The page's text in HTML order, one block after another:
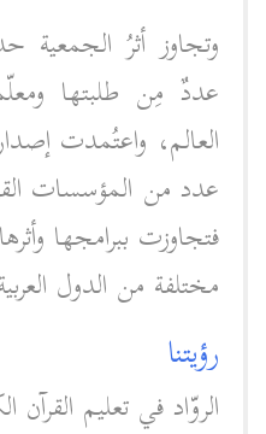
وتجاوز أثرُ الجمعية
عددٌ مِن طلبتها
العالم، واعتُمدت
عدد من المؤسسات
فتجاوزت ببرامجها
مختلفة من الدول
رؤيتنا
الروّاد في تعليم القرآن